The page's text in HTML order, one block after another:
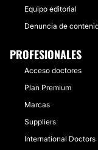
Equipo editorial
Denuncia de
PROFESIONALES
Acceso doctores
Plan Premium
Marcas
Suppliers
International Doctors